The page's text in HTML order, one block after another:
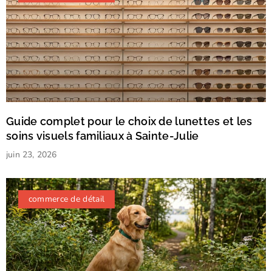
Guide complet pour le choix de lunettes et les
soins visuels familiaux à Sainte-Julie
juin 23, 2026
commerce de détail